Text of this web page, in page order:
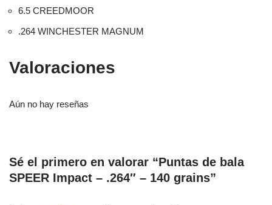
6.5 CREEDMOOR
.264 WINCHESTER MAGNUM
Valoraciones
Aún no hay reseñas
Sé el primero en valorar “Puntas de bala
SPEER Impact – .264″ – 140 grains”